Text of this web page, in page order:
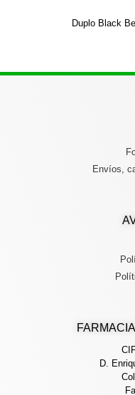
Duplo Black
D.
Envíos,